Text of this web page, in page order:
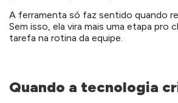
A ferramenta só faz sentido quando
Sem isso, ela vira mais uma etapa pro
tarefa na rotina da equipe.
Quando a tecnologia